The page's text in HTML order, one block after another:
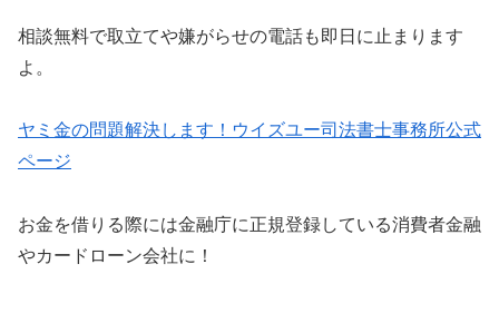
相談無料で取立てや嫌がらせの電話も即日に止まります
よ。
ヤミ金の問題解決します！ウイズユー司法書士事務所公式
ページ
お金を借りる際には金融庁に正規登録している消費者金融
やカードローン会社に！